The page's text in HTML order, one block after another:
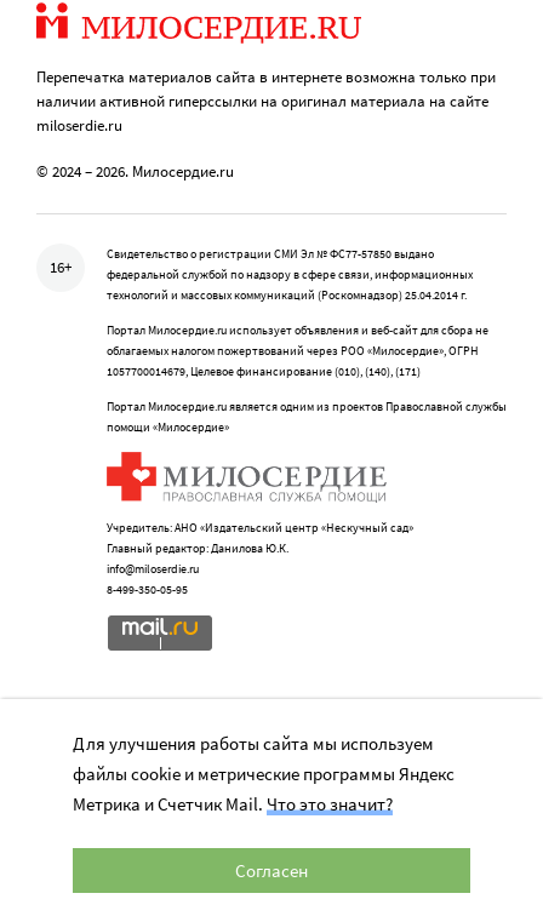
Перепечатка материалов сайта в интернете возможна только при
наличии активной гиперссылки на оригинал материала на сайте
miloserdie.ru
© 2024 – 2026. Милосердие.ru
16+
Свидетельство о регистрации СМИ Эл № ФС77-57850 выдано
федеральной службой по надзору в сфере связи, информационных
технологий и массовых коммуникаций (Роскомнадзор) 25.04.2014 г.
Портал Милосердие.ru использует объявления и веб-сайт для сбора не
облагаемых налогом пожертвований через РОО «Милосердие», ОГРН
1057700014679, Целевое финансирование (010), (140), (171)
Портал Милосердие.ru является одним из проектов Православной службы
помощи «Милосердие»
Учредитель: АНО «Издательский центр «Нескучный сад»
Главный редактор: Данилова Ю.К.
info@miloserdie.ru
8-499-350-05-95
Наши партнеры
Мы в соц.сетях
Для улучшения работы сайта мы используем
файлы cookie и метрические программы Яндекс
Метрика и Счетчик Mail. Что это значит?
Согласен